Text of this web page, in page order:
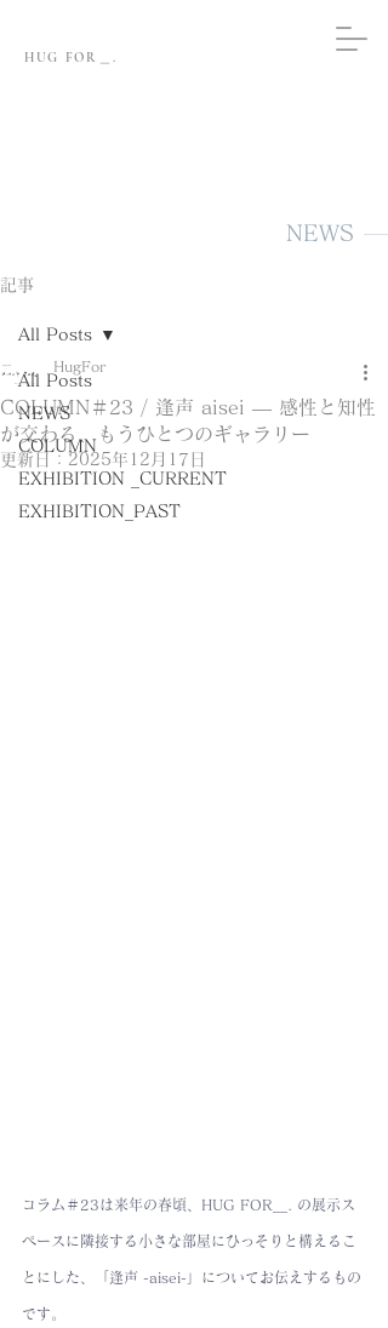
HUG FOR＿.
NEWS
記事
All Posts
NEWS
COLUMN
EXHIBITION _CURRENT
EXHIBITION_PAST
All Posts
COLUMN＃23 / 逢声 aisei ― 感性と知性
が交わる、もうひとつのギャラリー
HugFor
更新日： 2025年12月17日
コラム＃23は来年の春頃、HUG FOR＿. の展示ス
ペースに隣接する小さな部屋にひっそりと構えるこ
とにした、「逢声 -aisei-」についてお伝えするもの
です。